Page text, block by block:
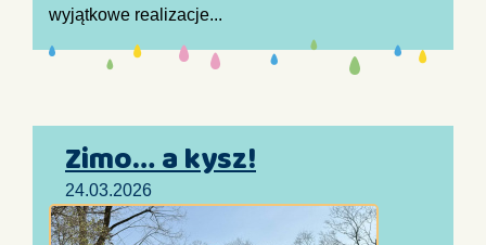
wyjątkowe realizacje...
Zimo… a kysz!
24.03.2026